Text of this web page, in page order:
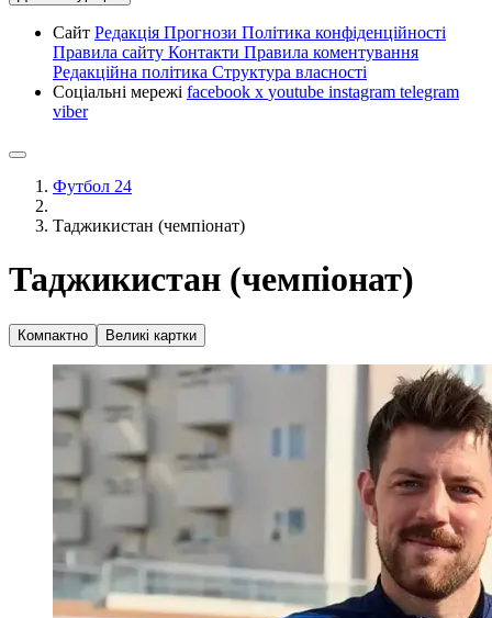
Сайт Редакція Прогнози Політика конфіденційності
Правила сайту Контакти Правила коментування
Редакційна політика Структура власності
Соціальні мережі facebook x youtube instagram telegram
viber
Футбол 24
Таджикистан (чемпіонат)
Таджикистан (чемпіонат)
Компактно Великі картки